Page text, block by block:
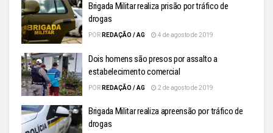
Brigada Militar realiza prisão por tráfico de
drogas
POR REDAÇÃO / AG 4 de agosto de 2019
Dois homens são presos por assalto a
estabelecimento comercial
POR REDAÇÃO / AG 2 de agosto de 2019
Brigada Militar realiza apreensão por tráfico de
drogas